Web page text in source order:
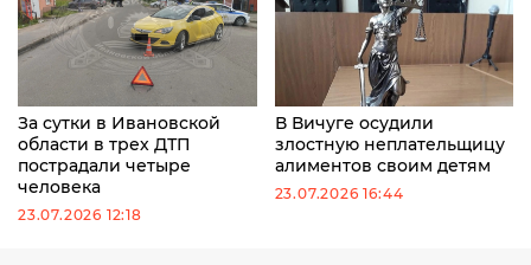
За сутки в Ивановской
области в трех ДТП
пострадали четыре
человека
23.07.2026 12:18
В Вичуге осудили
злостную неплательщицу
алиментов своим детям
23.07.2026 16:44